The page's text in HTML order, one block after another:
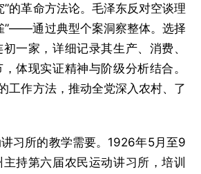
”的革命方法论。毛泽东反对空谈理
”——通过典型个案洞察整体。选择
一家，详细记录其生产、消费、
体现实证精神与阶级分析结合。
工作方法，推动全党深入农村、了
习所的教学需要。1926年5月至9
持第六届农民运动讲习所，培训